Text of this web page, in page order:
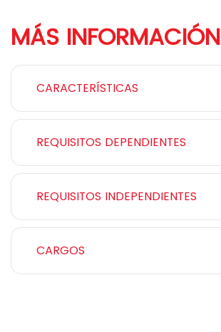
MÁS INFORMACIÓN
CARACTERÍSTICAS
REQUISITOS DEPENDIENTES
REQUISITOS INDEPENDIENTES
CARGOS